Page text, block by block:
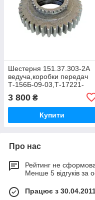
Шестерня 151.37.303-2А
ведуча,коробки передач
Т-156Б-09-03,Т-17221-
06,ХТЗ-181, ХТЗ-150К-09-
25
3 800 ₴
Купити
Про нас
Рейтинг не
Менше 5 відгуків за
Працює з